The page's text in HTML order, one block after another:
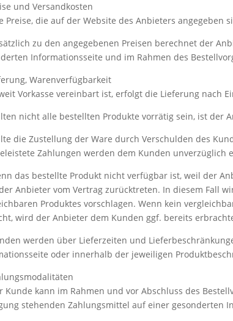
und Versandkosten
Preise, die auf der Website des Anbieters
zu den angegebenen Preisen berechnet der
Informationsseite und im Rahmen des
Warenverfügbarkeit
Vorkasse vereinbart ist, erfolgt die Lieferung nach
nicht alle bestellten Produkte vorrätig sein, ist
die Zustellung der Ware durch Verschulden des
Zahlungen werden dem Kunden unverzüglich
das bestellte Produkt nicht verfügbar ist, weil der
Anbieter vom Vertrag zurücktreten. In diesem Fall
Produktes vorschlagen. Wenn kein
wird der Anbieter dem Kunden ggf. bereits
werden über Lieferzeiten und
oder innerhalb der jeweiligen
Kunde kann im Rahmen und vor Abschluss des
stehenden Zahlungsmittel auf einer gesonderten